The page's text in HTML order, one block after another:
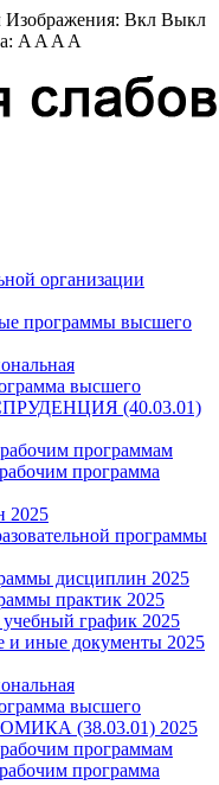
Изображения: Вкл Выкл
A A A A
организации
программы высшего
высшего
(40.03.01)
программам
программа
2025
программы
дисциплин 2025
практик 2025
график 2025
и иные документы 2025
высшего
(38.03.01) 2025
программам
программа